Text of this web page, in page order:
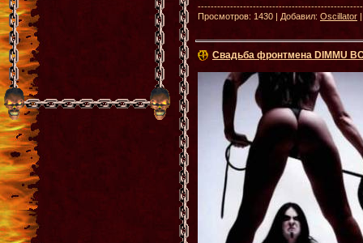
Просмотров: 1430 | Добавил: Oscillator
Свадьба фронтмена DIMMU